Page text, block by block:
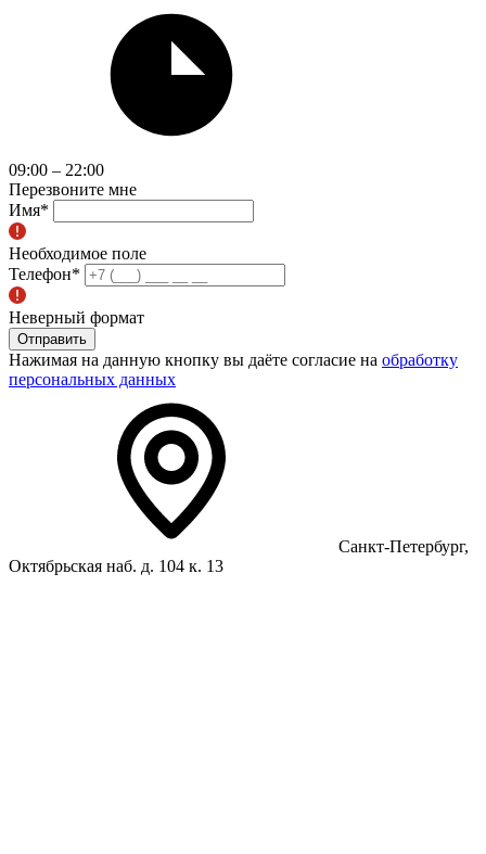
09:00 – 22:00
Перезвоните мне
Имя*
Необходимое поле
Телефон*
Неверный формат
Отправить
Нажимая на данную кнопку вы даёте согласие на обработку
персональных данных
Санкт-Петербург,
Октябрьская наб. д. 104 к. 13